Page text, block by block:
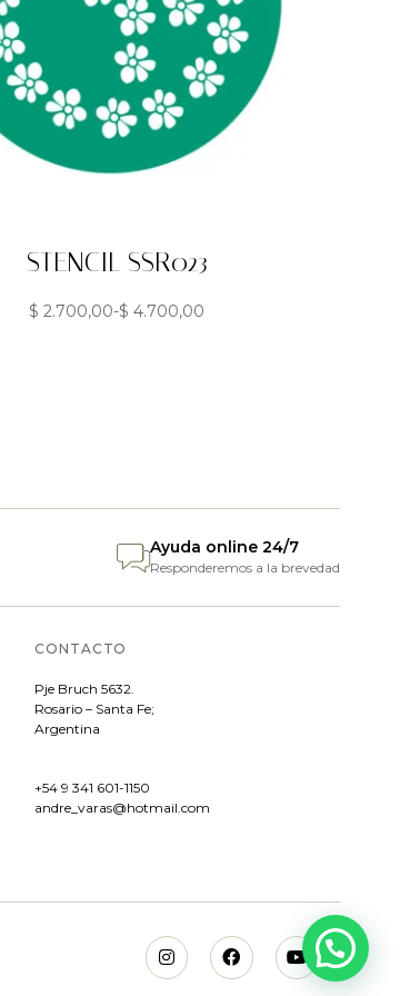
STENCIL SSR023
$ 2.700,00-$ 4.700,00
Ayuda online 24/7
Responderemos a la brevedad
CONTACTO
Pje Bruch 5632.
Rosario – Santa Fe;
Argentina
+54 9 341 601-1150
andre_varas@hotmail.com